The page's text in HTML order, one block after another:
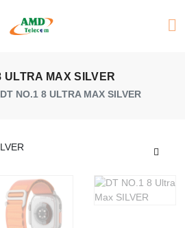
ULTRA MAX SILVER
DT NO.1 8 ULTRA MAX SILVER